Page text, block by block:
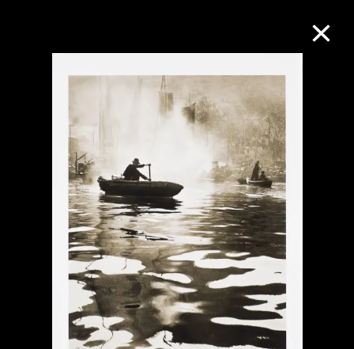
M+藏品
进一步筛选
关于M+藏品
探索世界顶级的二十及二十一世纪视觉
文化藏品。